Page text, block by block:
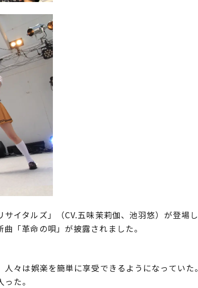
イタルズ」（CV.五味茉莉伽、池羽悠）が登場
「革命の唄」が披露されました。
人々は娯楽を簡単に享受できるようになっていた
た。